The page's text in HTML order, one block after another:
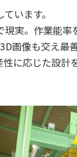
います。
実。作業能率
画像も交え最
に応じた設計